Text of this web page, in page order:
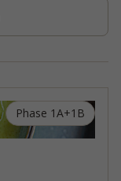
Phase 1A+1B